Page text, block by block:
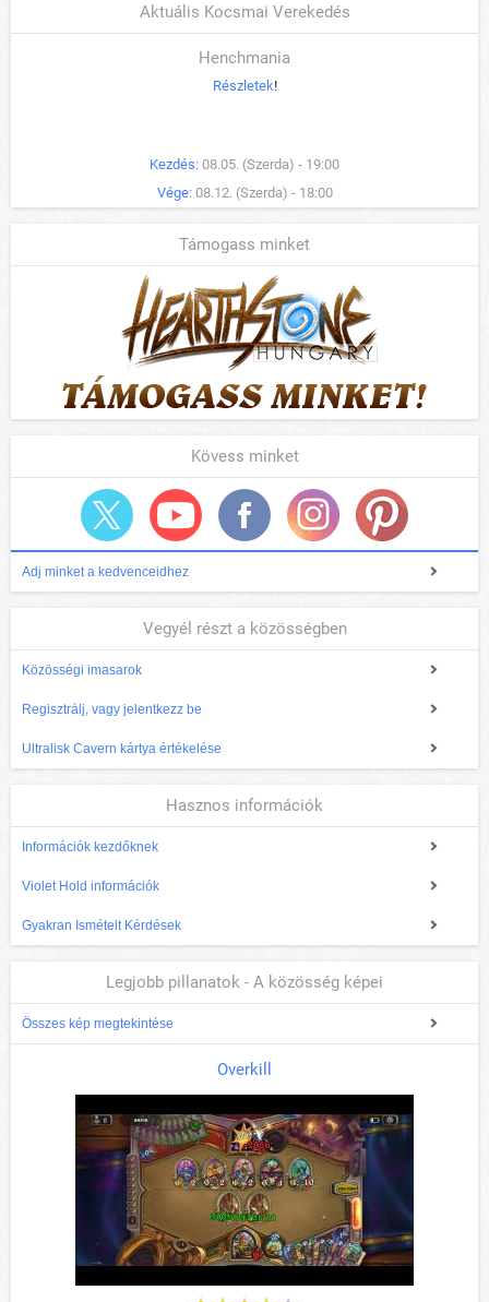
Aktuális Kocsmai Verekedés
Henchmania
Részletek!
Kezdés: 08.05. (Szerda) - 19:00
Vége: 08.12. (Szerda) - 18:00
Támogass minket
Kövess minket
Adj minket a kedvenceidhez
Vegyél részt a közösségben
Közösségi imasarok
Regisztrálj, vagy jelentkezz be
Ultralisk Cavern kártya értékelése
Hasznos információk
Információk kezdőknek
Violet Hold információk
Gyakran Ismételt Kérdések
Legjobb pillanatok - A közösség képei
Összes kép megtekintése
Overkill